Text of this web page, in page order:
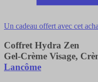
Un cadeau offert avec cet
Coffret Hydra Zen
Gel-Crème Visage,
Lancôme